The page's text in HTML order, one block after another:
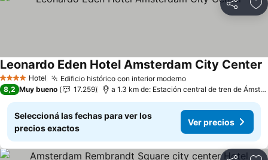
Compartir
4 EstrellasHotel Edificio histórico con interior moderno
Leonardo Eden Hotel Amsterdam City Center
8,2 Muy bueno 17.259 a 1.3 km de: Estación central de tren de Ámsterdam
Seleccioná las fechas para ver los
precios exactos
Ver precios